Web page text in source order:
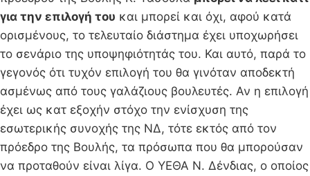
για την επιλογή του και μπορεί και όχι, αφού κατά
ορισμένους, το τελευταίο διάστημα έχει υποχωρήσει
το σενάριο της υποψηφιότητάς του. Και αυτό, παρά το
γεγονός ότι τυχόν επιλογή του θα γινόταν αποδεκτή
ασμένως από τους γαλάζιους βουλευτές. Αν η επιλογή
έχει ως κατ εξοχήν στόχο την ενίσχυση της
εσωτερικής συνοχής της ΝΔ, τότε εκτός από τον
πρόεδρο της Βουλής, τα πρόσωπα που θα μπορούσαν
να προταθούν είναι λίγα. Ο ΥΕΘΑ Ν. Δένδιας, ο οποίος